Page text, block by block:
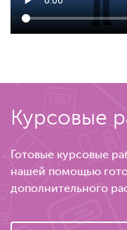
Курсовые
Готовые курсовые
нашей помощью
дополнительного